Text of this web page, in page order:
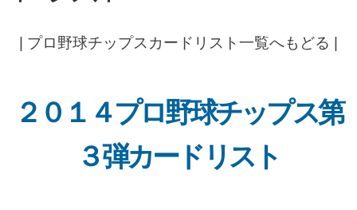
プロ野球チップスカードリスト一覧へもどる
２０１４プロ野球チップス第
３弾カードリスト